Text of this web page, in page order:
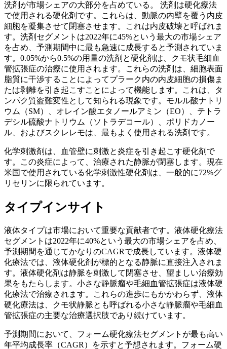
洗剤が市場シェアの大部分を占めている。
洗剤は硬化療法
で使用される硬化剤です。これらは、動脈の内壁を覆う内皮
細胞を凝集させて閉塞させます。これは内皮破壊と呼ばれま
す。洗剤セグメントは2022年に45%という最大の市場シェア
を占め、予測期間中に最も急速に成長すると予測されていま
す。0.05%から0.5%の用量の洗剤と硬化剤は、クモ状毛細血
管拡張症の治療に使用されます。これらの洗剤は、細胞表面
脂質に干渉することによってプラーク内の内皮細胞の損傷ま
たは剥離を引き起こすことによって機能します。これは、タ
ンパク質盗難変性として知られる現象です。モルル酸ナトリ
ウム（SM）、オレイン酸エタノールアミン（EO）、テトラ
デシル硫酸ナトリウム（ソトラデコール）、ポリドカノー
ル、およびスクレレモは、最もよく使用される洗剤です。
化学刺激剤は、血管壁に刺激と炎症を引き起こす硬化剤で
す。この炎症によって、治療された静脈が閉塞します。現在
米国で使用されている化学刺激性硬化剤は、一般的に72%グ
リセリンに限られています。
タイプインサイト
液体タイプは市場において重要な貢献者です。液体硬化療法
セグメントは2022年に40%という最大の市場シェアを占め、
予測期間を通じてかなりのCAGRで成長しています。液体硬
化療法では、液体硬化剤が標的となる静脈に直接注入されま
す。液体硬化剤は静脈を刺激して閉塞させ、望ましい治療効
果をもたらします。小さな静脈瘤や毛細血管拡張症は液体硬
化療法で治療されます。これらの進歩にもかかわらず、液体
硬化療法は、クモ状静脈とも呼ばれる小さな静脈瘤や毛細血
管拡張症の主要な治療選択肢であり続けています。
予測期間において、フォーム硬化療法セグメントが最も高い
年平均成長率（CAGR）を示すと予想されます。フォーム硬